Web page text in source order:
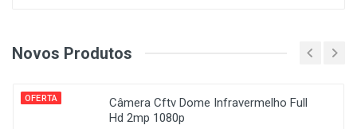
Novos Produtos
OFERTA
Câmera Cftv Dome Infravermelho Full
Hd 2mp 1080p